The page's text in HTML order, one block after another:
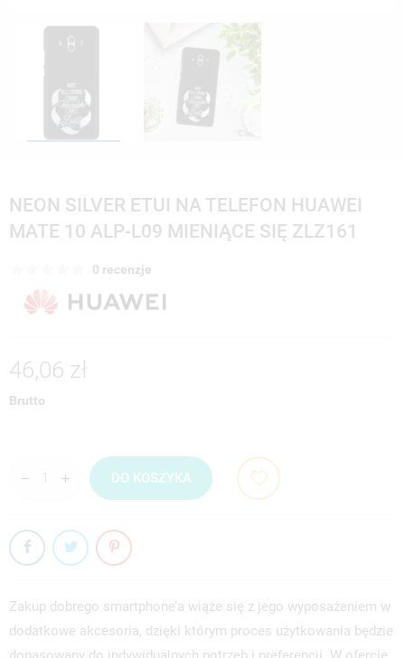
NEON SILVER ETUI NA TELEFON HUAWEI
MATE 10 ALP-L09 MIENIĄCE SIĘ ZLZ161
0 recenzje
46,06 zł
Brutto
DO KOSZYKA
Zakup dobrego smartphone’a wiąże się z jego wyposażeniem w
dodatkowe akcesoria, dzięki którym proces użytkowania będzie